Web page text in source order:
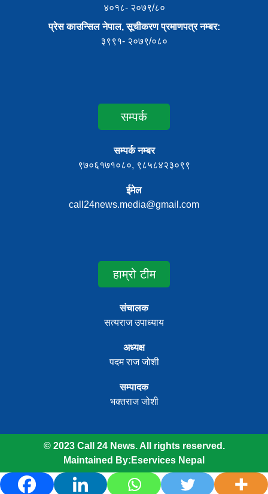
४०१८- २०७९/८०
प्रेस काउन्सिल नेपाल, सूचीकरण प्रमाणपत्र नम्बर:
३९९१- २०७९/०८०
सम्पर्क
सम्पर्क नम्बर
९७०६१७१०८०, ९८५८४२३०९९
ईमेल
call24news.media@gmail.com
हाम्रो टीम
संचालक
सत्यराज उपाध्याय
अध्यक्ष
पदम राज जोशी
सम्पादक
भक्तराज जोशी
© 2023 Call 24 News. All rights reserved.
Maintained By: Eservices Nepal